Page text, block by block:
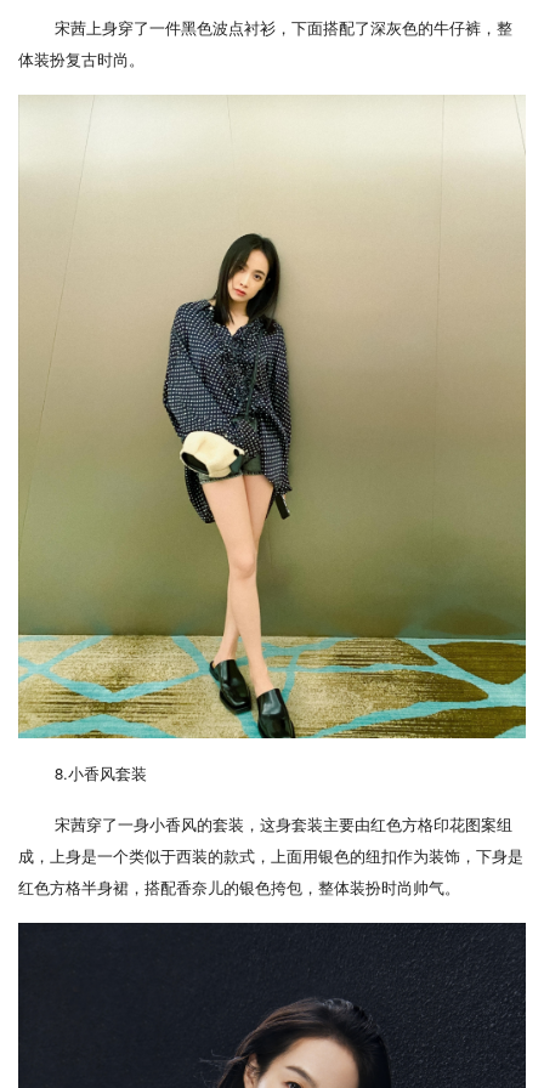
宋茜上身穿了一件黑色波点衬衫，下面搭配了深灰色的牛仔裤，整
体装扮复古时尚。
8.小香风套装
宋茜穿了一身小香风的套装，这身套装主要由红色方格印花图案组
成，上身是一个类似于西装的款式，上面用银色的纽扣作为装饰，下身是
红色方格半身裙，搭配香奈儿的银色挎包，整体装扮时尚帅气。